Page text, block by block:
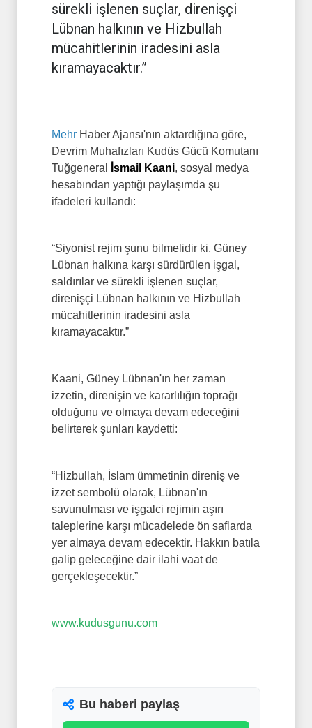
sürekli işlenen suçlar, direnişçi
Lübnan halkının ve Hizbullah
mücahitlerinin iradesini asla
kıramayacaktır.”
Mehr Haber Ajansı'nın aktardığına göre,
Devrim Muhafızları Kudüs Gücü Komutanı
Tuğgeneral
İsmail Kaani, sosyal medya
hesabından yaptığı paylaşımda şu
ifadeleri kullandı:
“Siyonist rejim şunu bilmelidir ki, Güney
Lübnan halkına karşı sürdürülen işgal,
saldırılar ve sürekli işlenen suçlar,
direnişçi Lübnan halkının ve Hizbullah
mücahitlerinin iradesini asla
kıramayacaktır.”
Kaani, Güney Lübnan'ın her zaman
izzetin, direnişin ve kararlılığın toprağı
olduğunu ve olmaya devam edeceğini
belirterek şunları kaydetti:
“Hizbullah, İslam ümmetinin direniş ve
izzet sembolü olarak, Lübnan'ın
savunulması ve işgalci rejimin aşırı
taleplerine karşı mücadelede ön saflarda
yer almaya devam edecektir. Hakkın batıla
galip geleceğine dair ilahi vaat de
gerçekleşecektir.”
www.kudusgunu.com
Bu haberi paylaş